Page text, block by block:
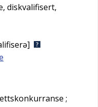
, diskvalifisert,
;